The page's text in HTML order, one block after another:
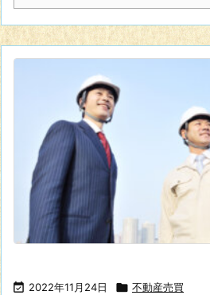
 2022年11月24日  不動産売買